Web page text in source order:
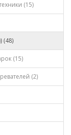
(15)
(48)
(15)
(2)